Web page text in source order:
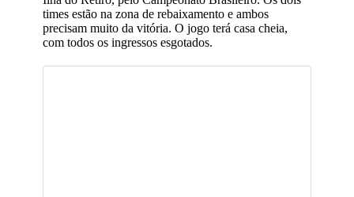
times estão na zona de rebaixamento e ambos
precisam muito da vitória. O jogo terá casa cheia,
com todos os ingressos esgotados.